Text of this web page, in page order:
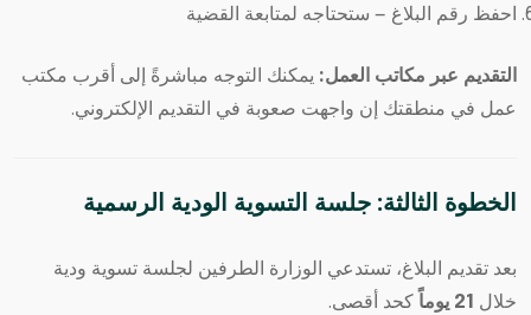
احفظ رقم البلاغ — ستحتاجه لمتابعة القضية
التقديم عبر مكاتب العمل: يمكنك التوجه مباشرةً إلى أقرب مكتب
عمل في منطقتك إن واجهت صعوبة في التقديم الإلكتروني.
الخطوة الثالثة: جلسة التسوية الودية الرسمية
بعد تقديم البلاغ، تستدعي الوزارة الطرفين لجلسة تسوية ودية
خلال 21 يوماً كحد أقصى.